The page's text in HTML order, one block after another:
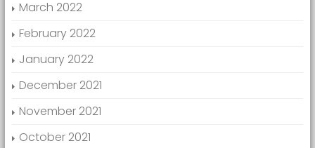
March 2022
February 2022
January 2022
December 2021
November 2021
October 2021